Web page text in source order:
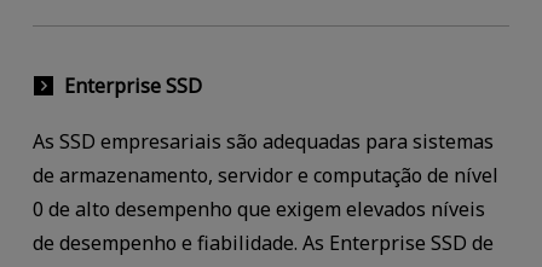
Enterprise SSD
As SSD empresariais são adequadas para sistemas
de armazenamento, servidor e computação de nível
0 de alto desempenho que exigem elevados níveis
de desempenho e fiabilidade. As Enterprise SSD de